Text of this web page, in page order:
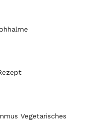
Vegetarisches